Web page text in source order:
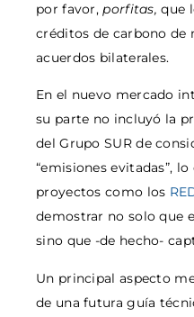
por favor,porfitas,que
créditos de carbono de
acuerdos bilaterales.
En el nuevo mercado
su parte no incluyó la
del Grupo SUR de
“emisiones evitadas”,
proyectos como los
demostrar no solo que
sino que -de hecho-
Un principal aspecto
de una futura guía